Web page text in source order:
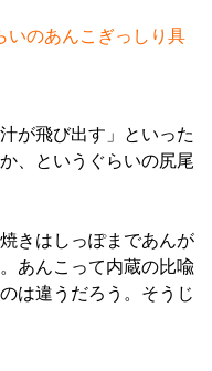
いのあんこぎっしり具
が飛び出す」といった
、というぐらいの尻尾
きはしっぽまであんが
あんこって内蔵の比喩
は違うだろう。そうじ